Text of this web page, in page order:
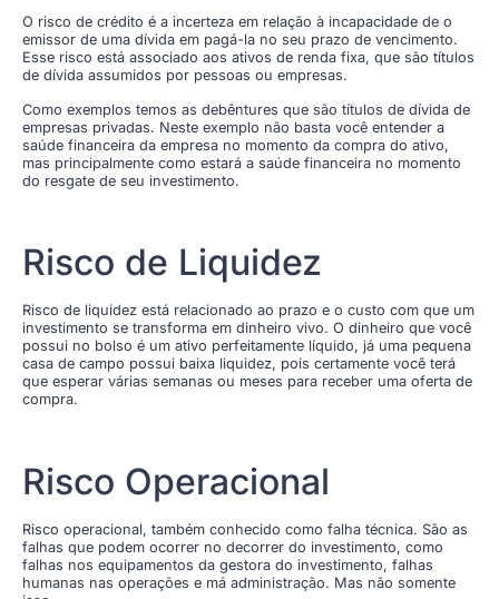
O risco de crédito é a incerteza em relação à incapacidade de o
emissor de uma dívida em pagá-la no seu prazo de vencimento.
Esse risco está associado aos ativos de renda fixa, que são títulos
de dívida assumidos por pessoas ou empresas.
Como exemplos temos as debêntures que são títulos de dívida de
empresas privadas. Neste exemplo não basta você entender a
saúde financeira da empresa no momento da compra do ativo,
mas principalmente como estará a saúde financeira no momento
do resgate de seu investimento.
Risco de Liquidez
Risco de liquidez está relacionado ao prazo e o custo com que um
investimento se transforma em dinheiro vivo. O dinheiro que você
possui no bolso é um ativo perfeitamente líquido, já uma pequena
casa de campo possui baixa liquidez, pois certamente você terá
que esperar várias semanas ou meses para receber uma oferta de
compra.
Risco Operacional
Risco operacional, também conhecido como falha técnica. São as
falhas que podem ocorrer no decorrer do investimento, como
falhas nos equipamentos da gestora do investimento, falhas
humanas nas operações e má administração. Mas não somente